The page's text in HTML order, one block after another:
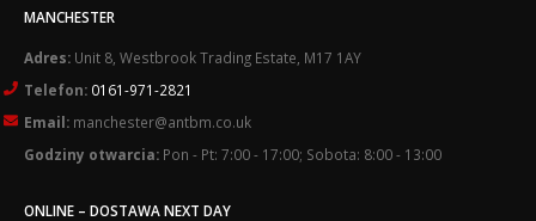
MANCHESTER
Adres: Unit 8, Westbrook Trading Estate, M17 1AY
Telefon: 0161-971-2821
Email: manchester@antbm.co.uk
Godziny otwarcia: Pon - Pt: 7:00 - 17:00; Sobota: 8:00 - 13:00
ONLINE – DOSTAWA NEXT DAY